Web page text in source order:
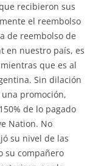
recibieron sus
el reembolso
de reembolso de
en nuestro país, es
que es al
Sin dilación
promoción,
de lo pagado
Nation. No
su nivel de las
su compañero